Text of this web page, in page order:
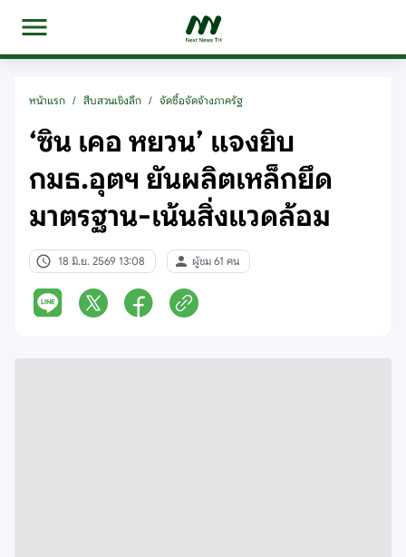
หน้าแรก / สืบสวนเชิงลึก / จัดซื้อจัดจ้างภาครัฐ
‘ซิน เคอ หยวน’ แจงยิบ
กมธ.อุตฯ ยันผลิตเหล็กยึด
มาตรฐาน-เน้นสิ่งแวดล้อม
18 มิ.ย. 2569 13:08 ผู้ชม 61 คน